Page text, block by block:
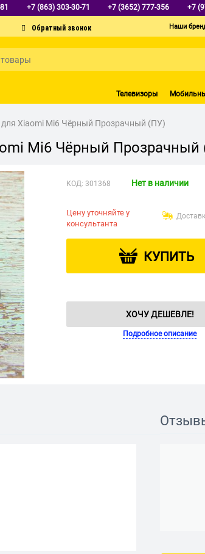
+7 (863) 303-30-71 +7 (3652) 777-356 +7
Наши
Телевизоры
Xiaomi Mi6 Чёрный Прозрачный (ПУ)
Mi6 Чёрный Прозрачный
КОД: 301368 Нет в наличии
Цену уточняйте у
консультанта
КУПИТЬ
ХОЧУ ДЕШЕВЛЕ!
Подробное описание